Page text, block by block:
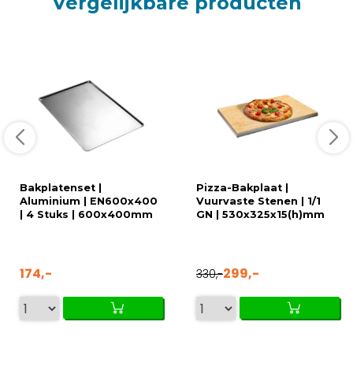
Bakplatenset |
Aluminium | EN600x400
| 4 Stuks | 600x400mm
174,-
Pizza-Bakplaat |
Vuurvaste Stenen | 1/1
GN | 530x325x15(h)mm
330,-299,-